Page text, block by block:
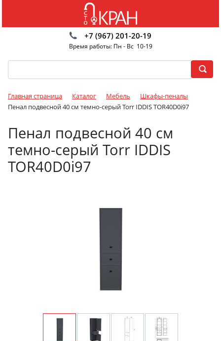
+7 (967) 201-20-19
Время работы: Пн - Вс 10-19
Главная страница Каталог Мебель
Шкафы-пеналы
Пенал подвесной 40 см темно-серый Torr IDDIS TOR40D0i97
Пенал подвесной 40 см
темно-серый Torr IDDIS
TOR40D0i97